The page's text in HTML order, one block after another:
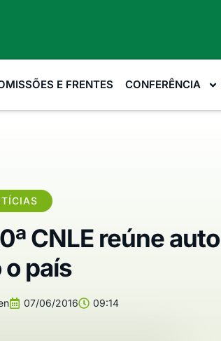
E FRENTES CONFERÊNCIA
CNLE reúne
país
07/06/2016 09:14